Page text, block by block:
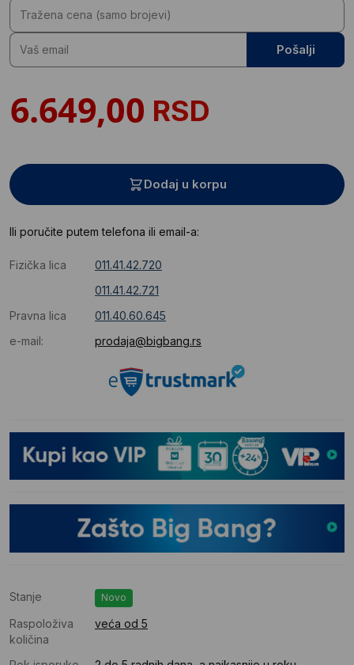
Pošalji
RSD
Dodaj u korpu
Ili poručite putem telefona ili email-a:
Fizička lica
011.41.42.720
011.41.42.721
Pravna lica
011.40.60.645
e-mail:
prodaja@bigbang.rs
Stanje Novo
Raspoloživa
količina
veća od 5